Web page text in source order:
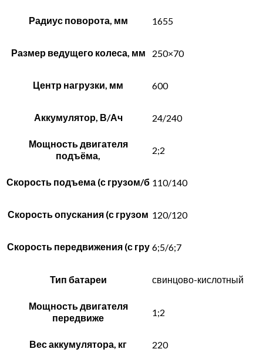
Радиус поворота, мм 1655
Размер ведущего колеса, мм 250×70
Центр нагрузки, мм 600
Аккумулятор, В/Ач 24/240
Мощность двигателя
подъёма,
2;2
Скорость подъема (с грузом/б 110/140
Скорость опускания (с грузом 120/120
Скорость передвижения (с гру 6;5/6;7
Тип батареи свинцово-кислотный
Мощность двигателя
передвиже
1;2
Вес аккумулятора, кг 220